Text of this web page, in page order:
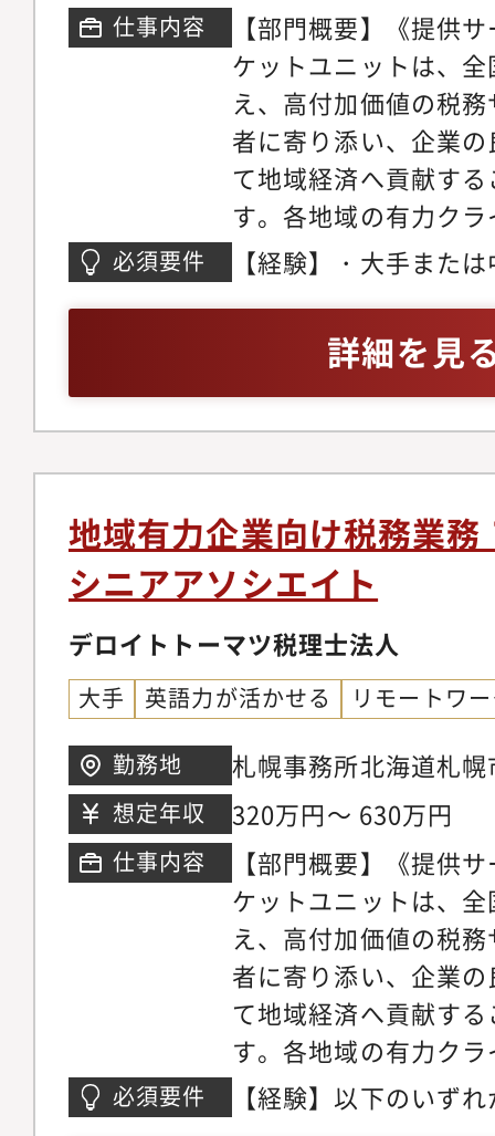
ンブルク）の税務チ
の対応・文書化の管
局の認識・税務調査
験】・CFOなどマネ
ポーティングの機会
リシーの確立、改善
の貢献・関与・税務
ス、各事業部への税
構想・経済産業省・
の各団体との情報交
機会・ネイティブメ
英語でのコミュニケ
資金調達、グループ
仕事内容
【部門概要】《提供
ケットユニットは、
え、高付加価値の税
者に寄り添い、企業
て地域経済へ貢献す
す。各地域の有力ク
人税申告、組織再編
個人所得税・資産税
援等の幅広いサービ
【主な職務内容】法
ライアンス業務を中
ルティングの経験を
主任（マネジャー）
ロール、および３～
バーを牽引出来る方
務のエキスパートと
サービス提供を行っ
フバランスを取りや
の組織拡大に応じて
ています。Uターンや
る方にもお勧めでき
務内容】■法人総合税
対して、税務のコン
プライアンス業務を
に係る全般的な税務
法人地方税の申告書
織再編税務コンサル
制度導入支援・電子
必須要件
【経験】・大手また
詳細を見
地域有力企業向け税務業
シニアアソシエイト
デロイトトーマツ税理士法人
大手 英語力が活かせる リモートワ
勤務地
札幌事務所北海道札
2 札幌センタービル
想定年収 320万円～ 630万円
仕事内容
【部門概要】《提供
ケットユニットは、
え、高付加価値の税
者に寄り添い、企業
て地域経済へ貢献す
す。各地域の有力ク
人税申告、組織再編
必須要件
【経験】以下のいず